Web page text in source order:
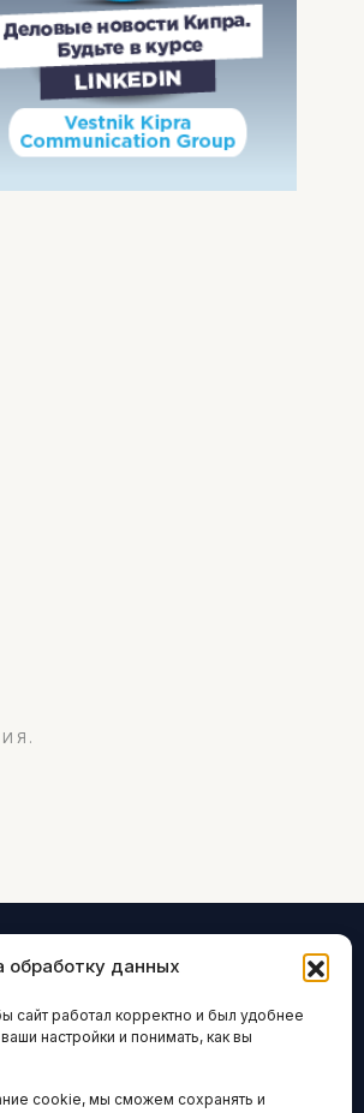
обработку данных
работал корректно и был удобнее
настройки и понимать, как вы
cookie, мы сможем сохранять и
ARTICLES IN
ENGLISH